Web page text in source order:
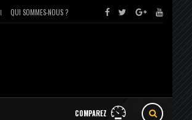
QUI SOMMES-NOUS ?
COMPAREZ